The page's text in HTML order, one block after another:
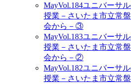
MayVol.184ユニバーサ
授業－さいたま市立常
会から－③
MayVol.183ユニバーサ
授業－さいたま市立常
会から－②
MayVol.182ユニバーサ
授業－さいたま市立常